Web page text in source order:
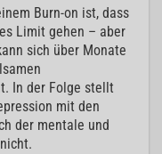
Burn-on ist, dass
Limit gehen – aber
sich über Monate
In der Folge stellt
mit den
der mentale und